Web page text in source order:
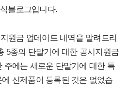
블로그입니다.
원금 업데이트 내역을 알려드리
5종의 단말기에 대한 공시지원금
주에는 새로운 단말기에 대한 특
신제품이 등록된 것은 없었습